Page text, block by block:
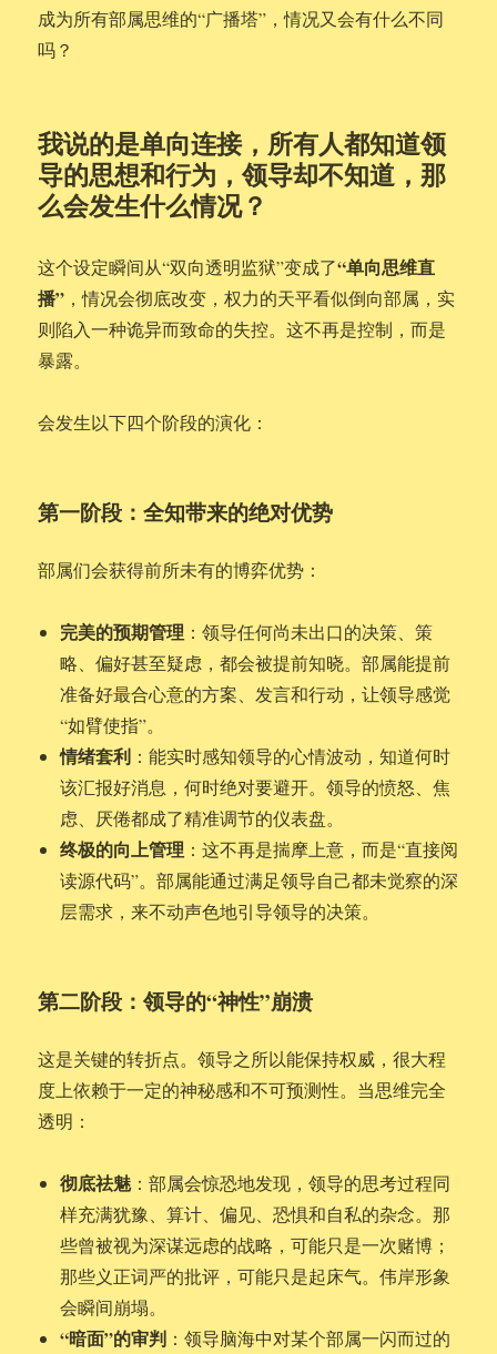
成为所有部属思维的“广播塔”，情况又会有什么不同
吗？
我说的是单向连接，所有人都知道领
导的思想和行为，领导却不知道，那
么会发生什么情况？
这个设定瞬间从“双向透明监狱”变成了“单向思维直
播” ，情况会彻底改变，权力的天平看似倒向部属，实
则陷入一种诡异而致命的失控。这不再是控制，而是
暴露。
会发生以下四个阶段的演化：
第一阶段：全知带来的绝对优势
部属们会获得前所未有的博弈优势：
完美的预期管理 ：领导任何尚未出口的决策、策
略、偏好甚至疑虑，都会被提前知晓。部属能提前
准备好最合心意的方案、发言和行动，让领导感觉
“如臂使指”。
情绪套利 ：能实时感知领导的心情波动，知道何时
该汇报好消息，何时绝对要避开。领导的愤怒、焦
虑、厌倦都成了精准调节的仪表盘。
终极的向上管理 ：这不再是揣摩上意，而是“直接阅
读源代码”。部属能通过满足领导自己都未觉察的深
层需求，来不动声色地引导领导的决策。
第二阶段：领导的“神性”崩溃
这是关键的转折点。领导之所以能保持权威，很大程
度上依赖于一定的神秘感和不可预测性。当思维完全
透明：
彻底祛魅：部属会惊恐地发现，领导的思考过程同
样充满犹豫、算计、偏见、恐惧和自私的杂念。那
些曾被视为深谋远虑的战略，可能只是一次赌博；
那些义正词严的批评，可能只是起床气。伟岸形象
会瞬间崩塌。
“暗面”的审判 ：领导脑海中对某个部属一闪而过的